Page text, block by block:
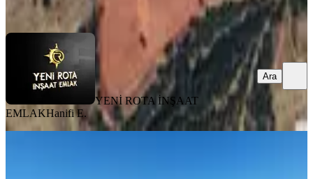
YENİ ROTA İNŞAAT
EMLAKHanifi E.
Ara